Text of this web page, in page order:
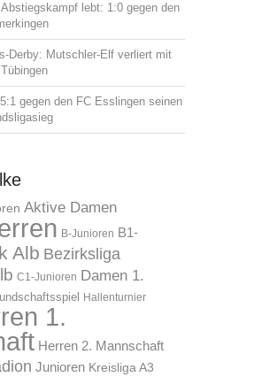
lebt: 1:0 gegen den
Derby: Mutschler-Elf verliert mit
gegen den FC Esslingen seinen
Aktive Damen
B-Junioren B1-
Alb Bezirksliga
C1-Junioren Damen 1.
Hallenturnier
1.
Herren 2. Mannschaft
Junioren Kreisliga A3